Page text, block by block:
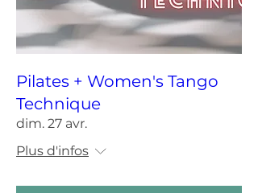
Pilates + Women's Tango
Technique
dim. 27 avr.
Plus d'infos